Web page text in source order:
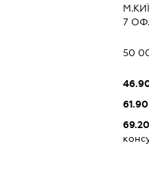
7
50
61.90
69.20